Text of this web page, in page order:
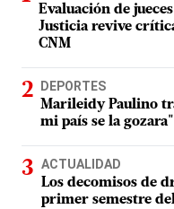
Evaluación de
Justicia revive
CNM
DEPORTES
Marileidy Paulino
mi país se la gozara"
ACTUALIDAD
Los decomisos de
primer semestre